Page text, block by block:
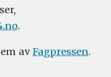
.
av Fagpressen.